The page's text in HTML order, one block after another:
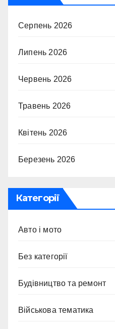
Серпень 2026
Липень 2026
Червень 2026
Травень 2026
Квітень 2026
Березень 2026
Категорії
Авто і мото
Без категорії
Будівництво та ремонт
Військова тематика